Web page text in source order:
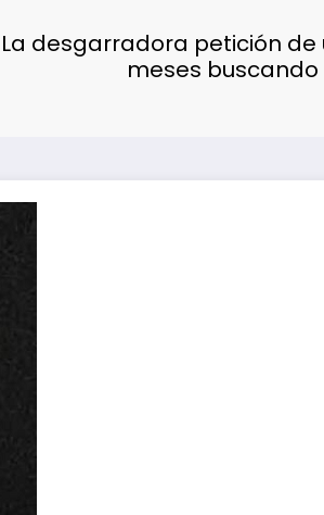
La desgarradora petición
meses